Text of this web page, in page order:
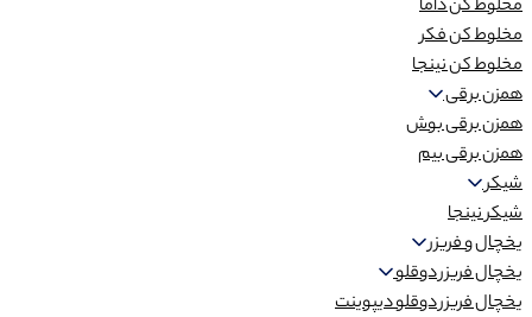
مخلوط کن داما
مخلوط کن فکر
مخلوط کن نینجا
همزن برقی
همزن برقی بوش
همزن برقی بیم
شیکر
شیکر نینجا
یخچال و فریزر
یخچال فریزر دوقلو
یخچال فریزر دوقلو دیپوینت